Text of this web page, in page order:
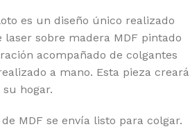
es un diseño único realizado
sobre madera MDF pintado
acompañado de colgantes
a mano. Esta pieza creará
hogar.
MDF se envía listo para colgar.